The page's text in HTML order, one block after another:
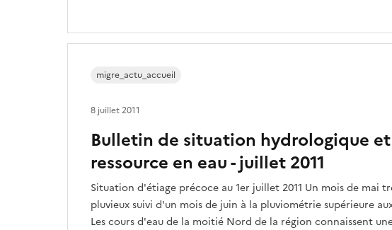
Bulletin de situation hydrologique
ressource en eau - juillet 2011
Situation d'étiage précoce au 1er juillet 2011 Un mois de mai
pluvieux suivi d'un mois de juin à la pluviométrie supérieure
Les cours d'eau de la moitié Nord de la région connaissent
migre_actu_accueil
8 juillet 2011